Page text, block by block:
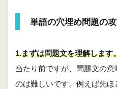
単語の穴埋め問題の
1.まずは問題文を理解します
当たり前ですが、問題文の
のは難しいです。例えば先ほ